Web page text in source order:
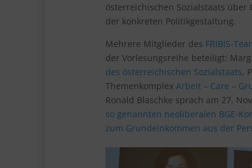
österreichischen Sozialstaats
der konkreten Politikgestaltung.
Mehrere Mitglieder des FRIBIS-
der Vorlesungsreihe beteiligt:
des österreichischen Sozialstaats,
Themenkomplex Arbeit – Care –
Ronald Blaschke sprach am 27.
so genannten neoliberalen BGE-
zum Grundeinkommen aus der